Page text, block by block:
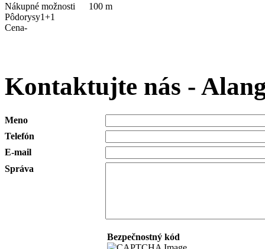
Nákupné možnosti
100 m
Pôdorysy1+1
Cena-
Kontaktujte nás -
Meno
Telefón
E-mail
Správa
Bezpečnostný kód